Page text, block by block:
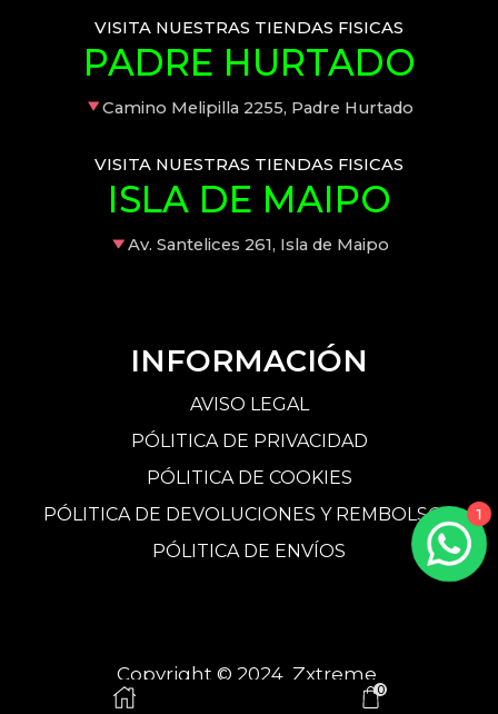
VISITA NUESTRAS TIENDAS FISICAS
PADRE HURTADO
Camino Melipilla 2255, Padre Hurtado
VISITA NUESTRAS TIENDAS FISICAS
ISLA DE MAIPO
Av. Santelices 261, Isla de Maipo
INFORMACIÓN
AVISO LEGAL
PÓLITICA DE PRIVACIDAD
PÓLITICA DE COOKIES
PÓLITICA DE DEVOLUCIONES Y REMBOLSOS
PÓLITICA DE ENVÍOS
Copyright © 2024 Zxtreme
0
1